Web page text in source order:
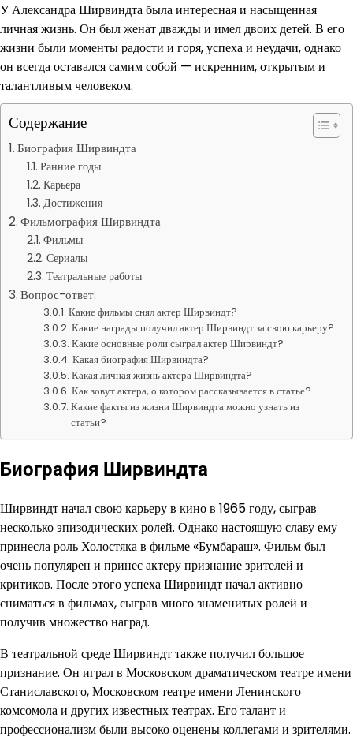
У Александра Ширвиндта была интересная и насыщенная
личная жизнь. Он был женат дважды и имел двоих детей. В его
жизни были моменты радости и горя, успеха и неудачи, однако
он всегда оставался самим собой — искренним, открытым и
талантливым человеком.
Содержание
Биография Ширвиндта
Ранние годы
Карьера
Достижения
Фильмография Ширвиндта
Фильмы
Сериалы
Театральные работы
Вопрос-ответ:
Какие фильмы снял актер Ширвиндт?
Какие награды получил актер Ширвиндт за свою карьеру?
Какие основные роли сыграл актер Ширвиндт?
Какая биография Ширвиндта?
Какая личная жизнь актера Ширвиндта?
Как зовут актера, о котором рассказывается в статье?
Какие факты из жизни Ширвиндта можно узнать из
статьи?
Биография Ширвиндта
Ширвиндт начал свою карьеру в кино в 1965 году, сыграв
несколько эпизодических ролей. Однако настоящую славу ему
принесла роль Холостяка в фильме «Бумбараш». Фильм был
очень популярен и принес актеру признание зрителей и
критиков. После этого успеха Ширвиндт начал активно
сниматься в фильмах, сыграв много знаменитых ролей и
получив множество наград.
В театральной среде Ширвиндт также получил большое
признание. Он играл в Московском драматическом театре имени
Станиславского, Московском театре имени Ленинского
комсомола и других известных театрах. Его талант и
профессионализм были высоко оценены коллегами и зрителями.